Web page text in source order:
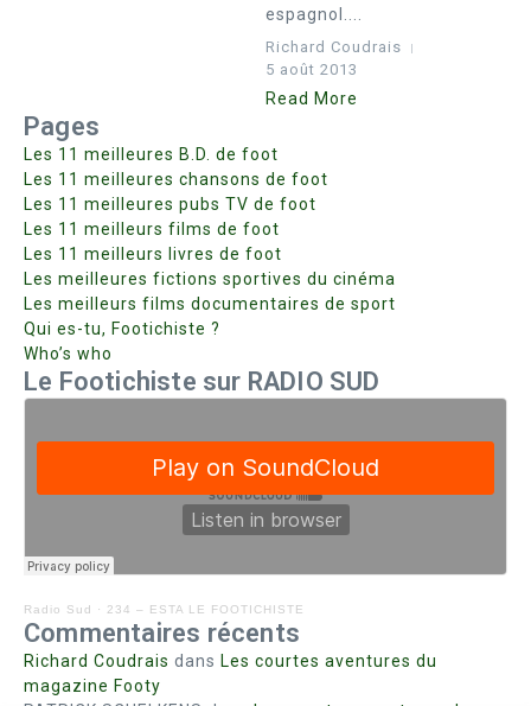
espagnol....
Richard Coudrais
5 août 2013
Read More
Pages
Les 11 meilleures B.D. de foot
Les 11 meilleures chansons de foot
Les 11 meilleures pubs TV de foot
Les 11 meilleurs films de foot
Les 11 meilleurs livres de foot
Les meilleures fictions sportives du cinéma
Les meilleurs films documentaires de sport
Qui es-tu, Footichiste ?
Who’s who
Le Footichiste sur RADIO SUD
Radio Sud · 234 – ESTA LE FOOTICHISTE
Commentaires récents
Richard Coudrais dans Les courtes aventures du
magazine Footy